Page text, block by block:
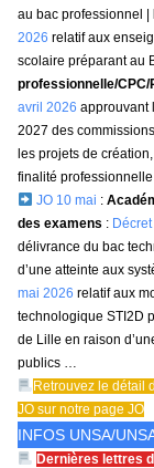
au bac professionnel |
2026 relatif aux
scolaire préparant au
professionnelle/
avril 2026 approuvant
2027 des
les projets de
finalité
JO 10 mai :
des examens :
délivrance du bac
d’une atteinte aux
mai 2026 relatif aux
technologique STI2D
de Lille en raison
publics …
Retrouvez le détail
JO sur notre page JO
INFOS UNSA/
Dernières lettres